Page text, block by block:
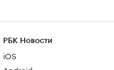
РБК Новости
iOS